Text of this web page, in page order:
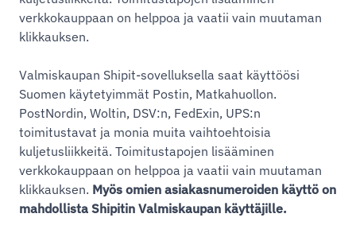
verkkokauppaan on helppoa ja vaatii vain muutaman
klikkauksen.
Valmiskaupan Shipit-sovelluksella saat käyttöösi
Suomen käytetyimmät Postin, Matkahuollon.
PostNordin, Woltin, DSV:n, FedExin, UPS:n
toimitustavat ja monia muita vaihtoehtoisia
kuljetusliikkeitä. Toimitustapojen lisääminen
verkkokauppaan on helppoa ja vaatii vain muutaman
klikkauksen. Myös omien asiakasnumeroiden käyttö on
mahdollista Shipitin Valmiskaupan käyttäjille.